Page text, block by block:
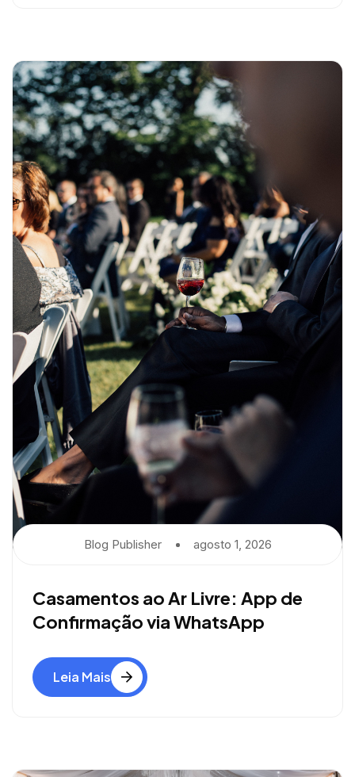
Blog Publisher Agosto 1, 2026
Casamentos ao Ar Livre: App de
Confirmação via WhatsApp
Leia Mais